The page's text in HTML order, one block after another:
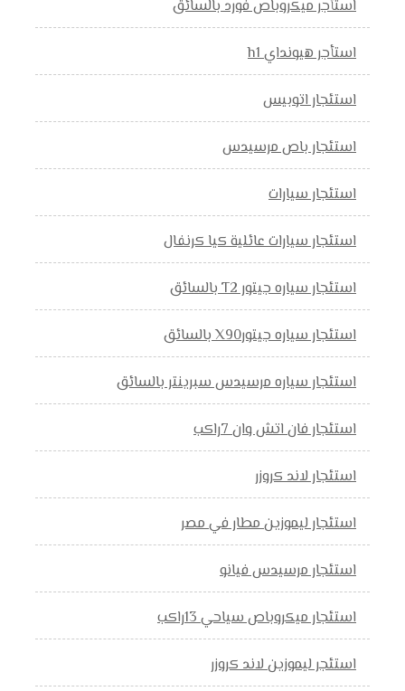
استأجر ميكروباص فورد بالسائق
استأجر هيونداي h1
استئجار اتوبيس
استئجار باص مرسيدس
استئجار سيارات
استئجار سيارات عائلية كيا كرنفال
استئجار سياره جيتور T2 بالسائق
استئجار سياره جيتورX90 بالسائق
استئجار سياره مرسيدس سبرينتر بالسائق
استئجار فان اتش وان 7راكب
استئجار لاند كروزر
استئجار ليموزين مطار في مصر
استئجار مرسيدس فيانو
استئجار ميكروباص سياحي 13راكب
استئجر ليموزين لاند كروزر